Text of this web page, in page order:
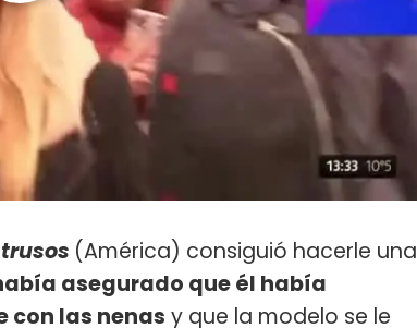
(América) consiguió hacerle una
asegurado que él había
con las nenas y que la modelo se le